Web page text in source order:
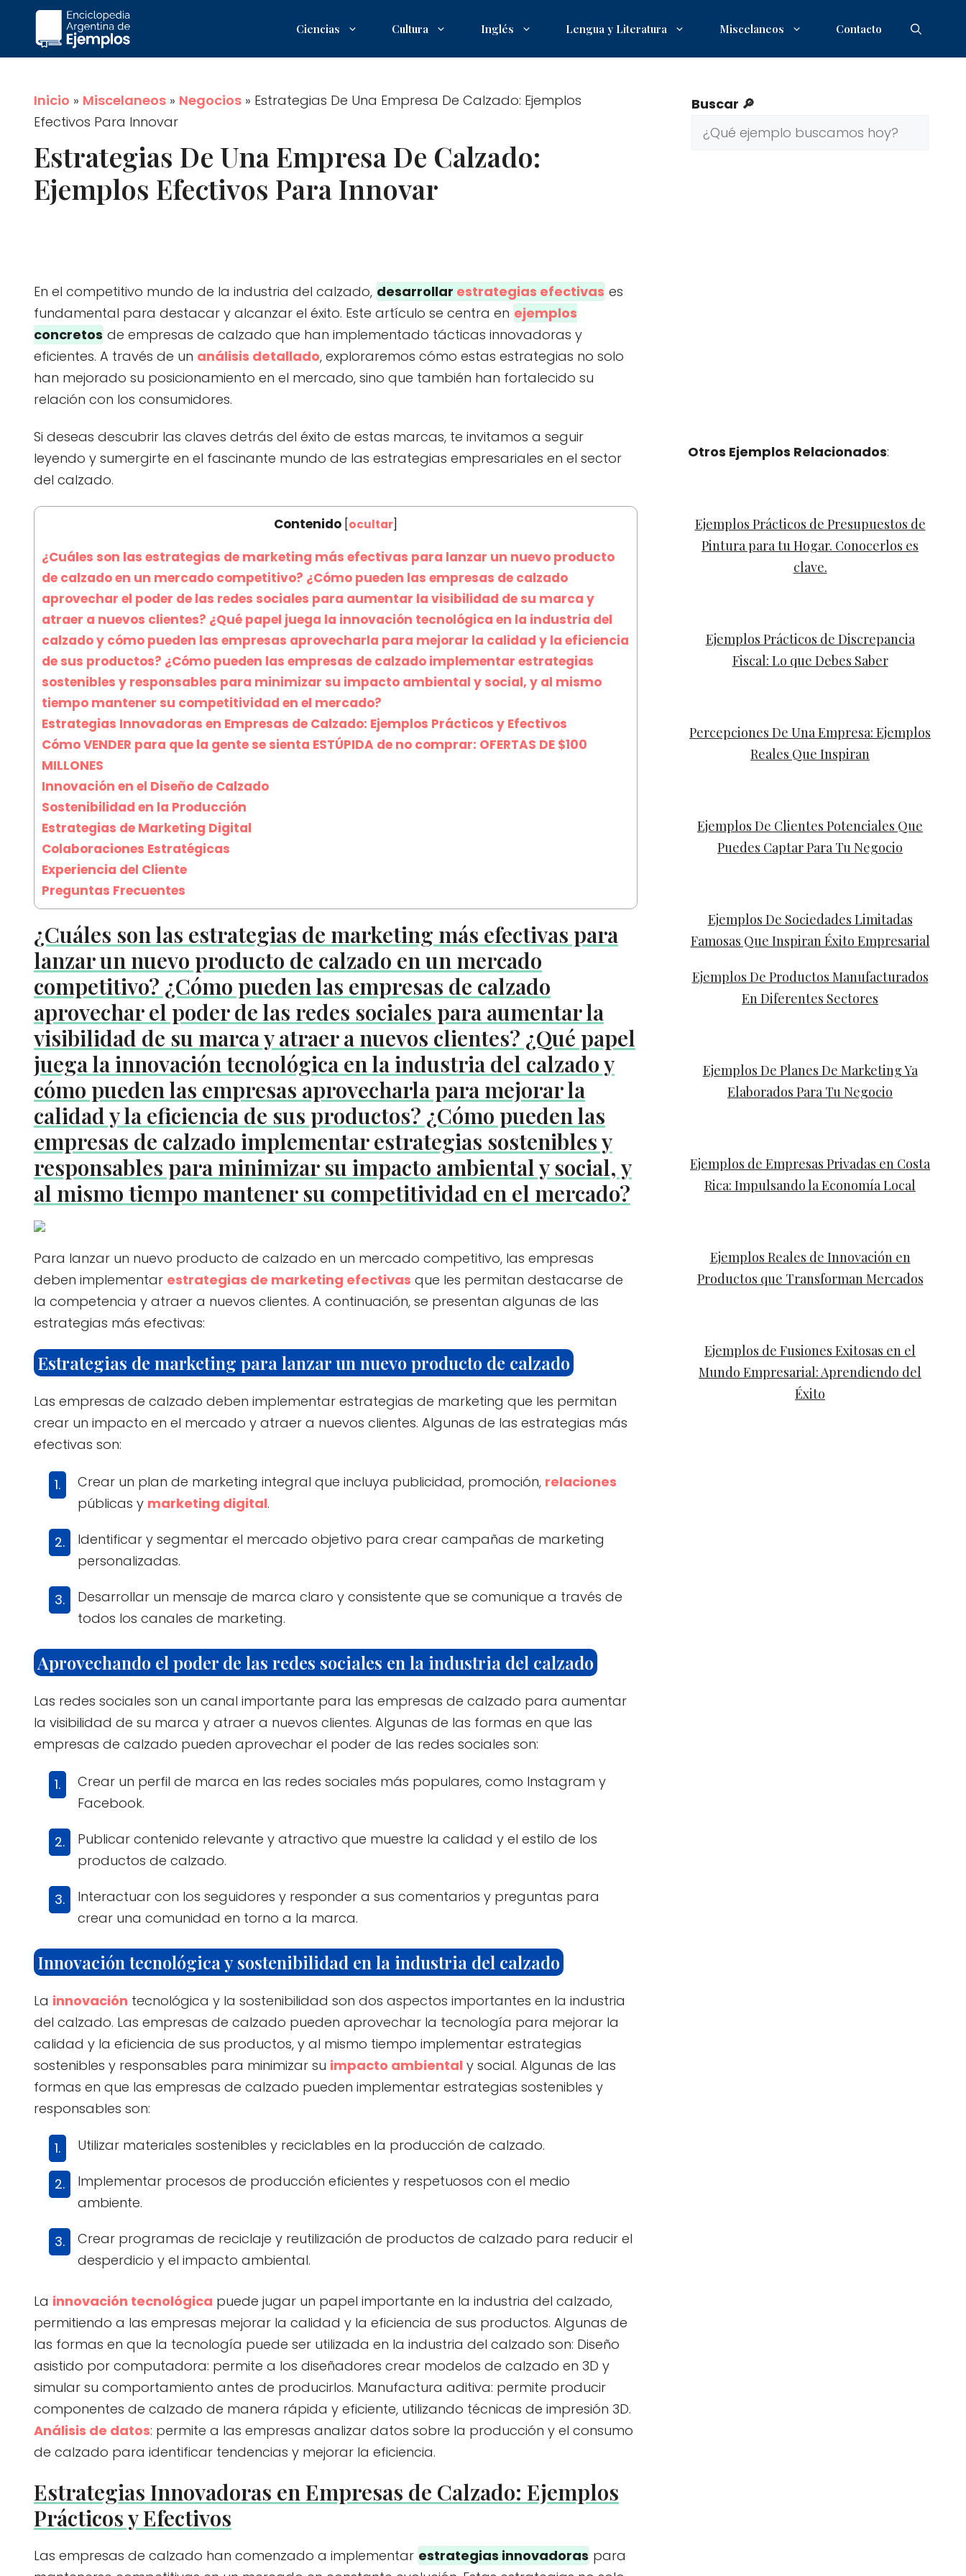
Saltar
contenido
Ciencias Cultura Inglés Lengua y Literatura Miscelaneos Contacto
Inicio » Miscelaneos » Negocios » Estrategias De Una Empresa De Calzado: Ejemplos
Efectivos Para Innovar
Estrategias De Una Empresa De Calzado:
Ejemplos Efectivos Para Innovar
En el competitivo mundo de la industria del calzado, desarrollar estrategias efectivas es
fundamental para destacar y alcanzar el éxito. Este artículo se centra en ejemplos
concretos de empresas de calzado que han implementado tácticas innovadoras y
eficientes. A través de un análisis detallado, exploraremos cómo estas estrategias no solo
han mejorado su posicionamiento en el mercado, sino que también han fortalecido su
relación con los consumidores.
Si deseas descubrir las claves detrás del éxito de estas marcas, te invitamos a seguir
leyendo y sumergirte en el fascinante mundo de las estrategias empresariales en el sector
del calzado.
Contenido ocultar
¿Cuáles son las estrategias de marketing más efectivas para lanzar un nuevo producto
de calzado en un mercado competitivo? ¿Cómo pueden las empresas de calzado
aprovechar el poder de las redes sociales para aumentar la visibilidad de su marca y
atraer a nuevos clientes? ¿Qué papel juega la innovación tecnológica en la industria del
calzado y cómo pueden las empresas aprovecharla para mejorar la calidad y la eficiencia
de sus productos? ¿Cómo pueden las empresas de calzado implementar estrategias
sostenibles y responsables para minimizar su impacto ambiental y social, y al mismo
tiempo mantener su competitividad en el mercado?
Estrategias Innovadoras en Empresas de Calzado: Ejemplos Prácticos y Efectivos
Cómo VENDER para que la gente se sienta ESTÚPIDA de no comprar: OFERTAS DE $100
MILLONES
Innovación en el Diseño de Calzado
Sostenibilidad en la Producción
Estrategias de Marketing Digital
Colaboraciones Estratégicas
Experiencia del Cliente
Preguntas Frecuentes
¿Cuáles son las estrategias de marketing más efectivas para
lanzar un nuevo producto de calzado en un mercado
competitivo? ¿Cómo pueden las empresas de calzado
aprovechar el poder de las redes sociales para aumentar la
visibilidad de su marca y atraer a nuevos clientes? ¿Qué papel
juega la innovación tecnológica en la industria del calzado y
cómo pueden las empresas aprovecharla para mejorar la
calidad y la eficiencia de sus productos? ¿Cómo pueden las
empresas de calzado implementar estrategias sostenibles y
responsables para minimizar su impacto ambiental y social, y
al mismo tiempo mantener su competitividad en el mercado?
Para lanzar un nuevo producto de calzado en un mercado competitivo, las empresas
deben implementar estrategias de marketing efectivas que les permitan destacarse de
la competencia y atraer a nuevos clientes. A continuación, se presentan algunas de las
estrategias más efectivas:
Estrategias de marketing para lanzar un nuevo producto de calzado
Las empresas de calzado deben implementar estrategias de marketing que les permitan
crear un impacto en el mercado y atraer a nuevos clientes. Algunas de las estrategias más
efectivas son:
Crear un plan de marketing integral que incluya publicidad, promoción, relaciones
públicas y marketing digital.
Identificar y segmentar el mercado objetivo para crear campañas de marketing
personalizadas.
Desarrollar un mensaje de marca claro y consistente que se comunique a través de
todos los canales de marketing.
Aprovechando el poder de las redes sociales en la industria del calzado
Las redes sociales son un canal importante para las empresas de calzado para aumentar
la visibilidad de su marca y atraer a nuevos clientes. Algunas de las formas en que las
empresas de calzado pueden aprovechar el poder de las redes sociales son:
Crear un perfil de marca en las redes sociales más populares, como Instagram y
Facebook.
Publicar contenido relevante y atractivo que muestre la calidad y el estilo de los
productos de calzado.
Interactuar con los seguidores y responder a sus comentarios y preguntas para
crear una comunidad en torno a la marca.
Innovación tecnológica y sostenibilidad en la industria del calzado
La innovación tecnológica y la sostenibilidad son dos aspectos importantes en la industria
del calzado. Las empresas de calzado pueden aprovechar la tecnología para mejorar la
calidad y la eficiencia de sus productos, y al mismo tiempo implementar estrategias
sostenibles y responsables para minimizar su impacto ambiental y social. Algunas de las
formas en que las empresas de calzado pueden implementar estrategias sostenibles y
responsables son:
Utilizar materiales sostenibles y reciclables en la producción de calzado.
Implementar procesos de producción eficientes y respetuosos con el medio
ambiente.
Crear programas de reciclaje y reutilización de productos de calzado para reducir el
desperdicio y el impacto ambiental.
La innovación tecnológica puede jugar un papel importante en la industria del calzado,
permitiendo a las empresas mejorar la calidad y la eficiencia de sus productos. Algunas de
las formas en que la tecnología puede ser utilizada en la industria del calzado son: Diseño
asistido por computadora: permite a los diseñadores crear modelos de calzado en 3D y
simular su comportamiento antes de producirlos. Manufactura aditiva: permite producir
componentes de calzado de manera rápida y eficiente, utilizando técnicas de impresión 3D.
Análisis de datos: permite a las empresas analizar datos sobre la producción y el consumo
de calzado para identificar tendencias y mejorar la eficiencia.
Estrategias Innovadoras en Empresas de Calzado: Ejemplos
Prácticos y Efectivos
Las empresas de calzado han comenzado a implementar estrategias innovadoras para
Buscar 🔎
Otros Ejemplos Relacionados:
Ejemplos Prácticos de Presupuestos de
Pintura para tu Hogar. Conocerlos es
clave.
Ejemplos Prácticos de Discrepancia
Fiscal: Lo que Debes Saber
Percepciones De Una Empresa: Ejemplos
Reales Que Inspiran
Ejemplos De Clientes Potenciales Que
Puedes Captar Para Tu Negocio
Ejemplos De Sociedades Limitadas
Famosas Que Inspiran Éxito Empresarial
Ejemplos De Productos Manufacturados
En Diferentes Sectores
Ejemplos De Planes De Marketing Ya
Elaborados Para Tu Negocio
Ejemplos de Empresas Privadas en Costa
Rica: Impulsando la Economía Local
Ejemplos Reales de Innovación en
Productos que Transforman Mercados
Ejemplos de Fusiones Exitosas en el
Mundo Empresarial: Aprendiendo del
Éxito